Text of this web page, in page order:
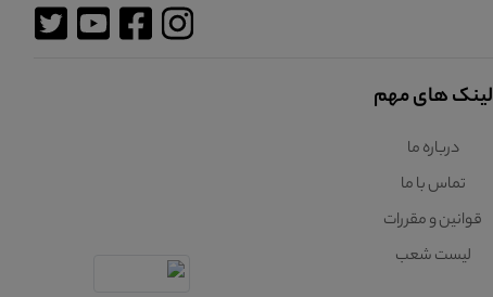
لینک های مهم
درباره ما
تماس با ما
قوانین و مقررات
لیست شعب